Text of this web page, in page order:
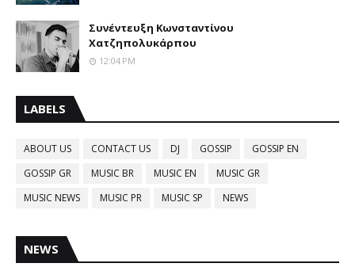
Συνέντευξη Κωνσταντίνου
Χατζηπολυκάρπου
12:04 PM
LABELS
ABOUT US CONTACT US DJ GOSSIP
GOSSIP EN
GOSSIP GR
MUSIC BR MUSIC EN
MUSIC GR
MUSIC NEWS
MUSIC PR MUSIC SP NEWS
NEWS